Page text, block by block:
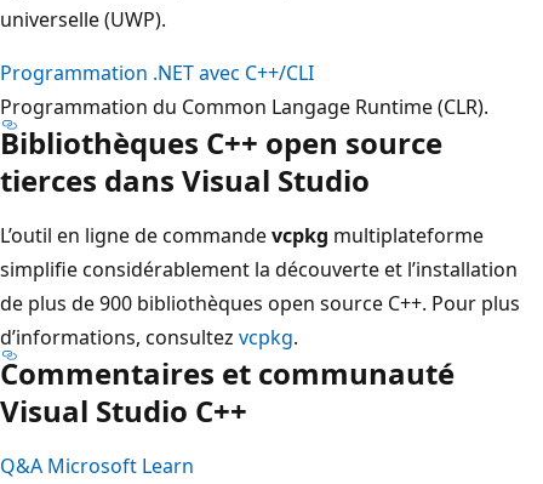
universelle (UWP).
Programmation .NET avec C++/CLI
Programmation du Common Langage Runtime (CLR).
Bibliothèques C++ open source
tierces dans Visual Studio
L’outil en ligne de commandevcpkg multiplateforme
simplifie considérablement la découverte et l’installation
de plus de 900 bibliothèques open source C++. Pour plus
d’informations, consultez vcpkg.
Commentaires et communauté
Visual Studio C++
Q&A Microsoft Learn